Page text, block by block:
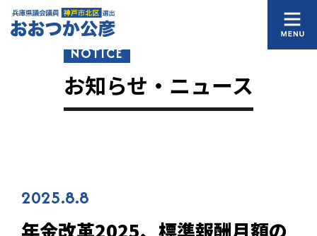
NOTICE
お知らせ・ニュース
2025.8.8
年金改革2025、標準報酬月額の